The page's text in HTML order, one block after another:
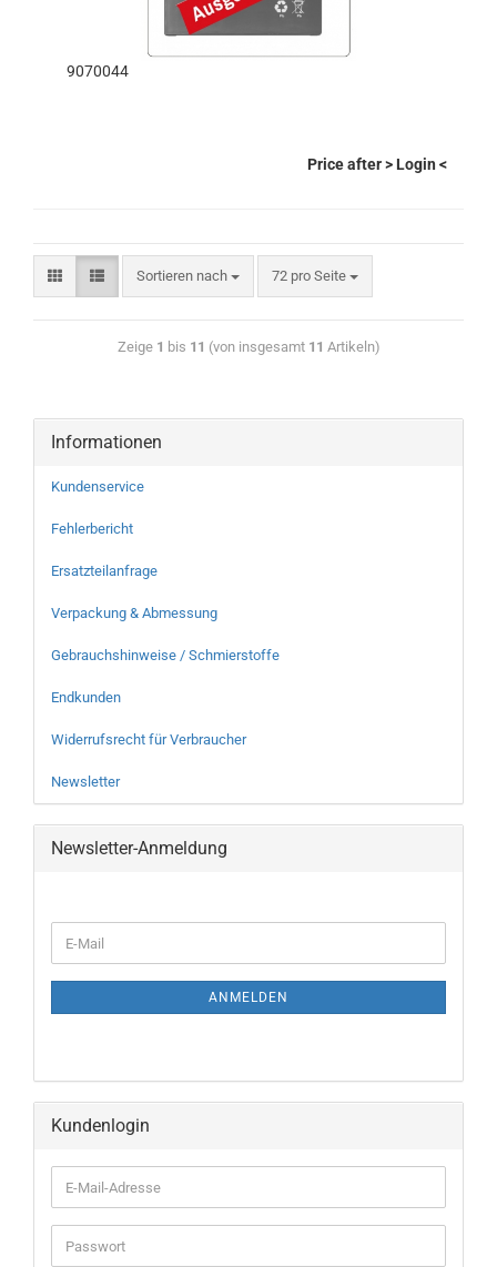
9070044
Price after> Login <
Sortieren nach 72 pro Seite
Zeige 1 bis 11 (von insgesamt 11 Artikeln)
Informationen
Kundenservice
Fehlerbericht
Ersatzteilanfrage
Verpackung & Abmessung
Gebrauchshinweise / Schmierstoffe
Endkunden
Widerrufsrecht für Verbraucher
Newsletter
Newsletter-Anmeldung
ANMELDEN
Kundenlogin